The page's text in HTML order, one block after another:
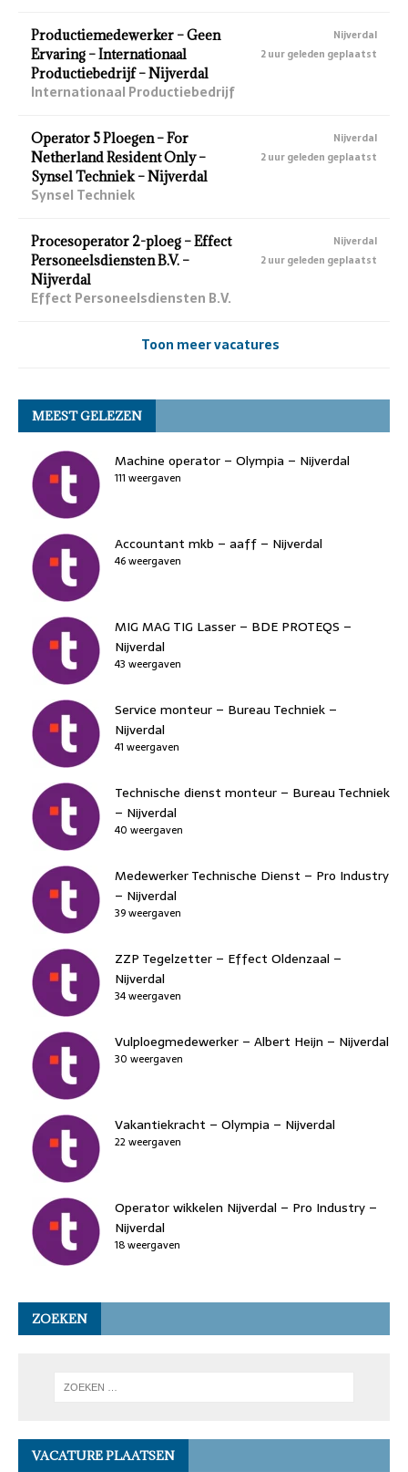
Productiemedewerker – Geen
Ervaring – Internationaal
Productiebedrijf – Nijverdal
Internationaal Productiebedrijf
Nijverdal
2 uur geleden geplaatst
Operator 5 Ploegen – For
Netherland Resident Only –
Synsel Techniek – Nijverdal
Synsel Techniek
Nijverdal
2 uur geleden geplaatst
Procesoperator 2-ploeg – Effect
Personeelsdiensten B.V. –
Nijverdal
Effect Personeelsdiensten B.V.
Nijverdal
2 uur geleden geplaatst
Toon meer vacatures
MEEST GELEZEN
Machine operator – Olympia – Nijverdal
111 weergaven
Accountant mkb – aaff – Nijverdal
46 weergaven
MIG MAG TIG Lasser – BDE PROTEQS –
Nijverdal
43 weergaven
Service monteur – Bureau Techniek –
Nijverdal
41 weergaven
Technische dienst monteur – Bureau Techniek
– Nijverdal
40 weergaven
Medewerker Technische Dienst – Pro Industry
– Nijverdal
39 weergaven
ZZP Tegelzetter – Effect Oldenzaal –
Nijverdal
34 weergaven
Vulploegmedewerker – Albert Heijn – Nijverdal
30 weergaven
Vakantiekracht – Olympia – Nijverdal
22 weergaven
Operator wikkelen Nijverdal – Pro Industry –
Nijverdal
18 weergaven
ZOEKEN
VACATURE PLAATSEN